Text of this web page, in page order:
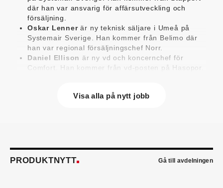
där han var ansvarig för affärsutveckling och
försäljning.
Oskar Lennerär ny teknisk säljare i Umeå på
Systemair Sverige. Han kommer från Belimo där
han var regional försäljningschef Norr.
Daniel Ellison är ny vd och koncernchef för
Comfort. Han kommer från vd-posten på Hasopor.
var försäljningschef i Skandinavien.
Anastasia Anderssonär ny utvecklare av
försäljningsprocesser och produktägare på
Visa alla på nytt jobb
PRODUKTNYTT Gå till avdelningen